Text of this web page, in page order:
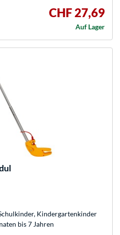
CHF 27,69
Auf Lager
Kindergartenkinder
bis 7 Jahren